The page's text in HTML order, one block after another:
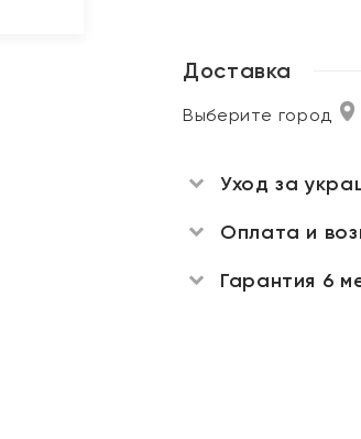
Доставка
Выберите город
Уход за
Оплата и
Гарантия 6